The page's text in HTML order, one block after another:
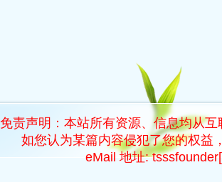
免责声明：本站所有资源、信息均从
如您认为某篇内容侵犯了您的权益
eMail 地址: